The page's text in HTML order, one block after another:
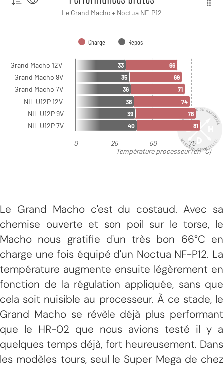
Le Grand Macho c'est du costaud. Avec sa
chemise ouverte et son poil sur le torse, le
Macho nous gratifie d'un très bon 66°C en
charge une fois équipé d'un Noctua NF-P12. La
température augmente ensuite légèrement en
fonction de la régulation appliquée, sans que
cela soit nuisible au processeur. À ce stade, le
Grand Macho se révèle déjà plus performant
que le HR-02 que nous avions testé il y a
quelques temps déjà, fort heureusement. Dans
les modèles tours, seul le Super Mega de chez